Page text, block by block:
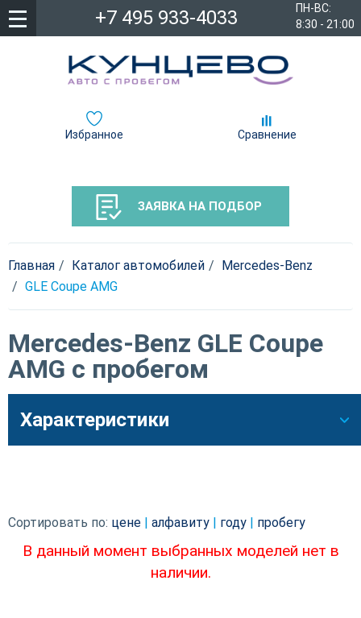
ПН-ВС:
8:30 - 21:00
+7 495 933-4033
Избранное Сравнение
ЗАЯВКА НА ПОДБОР
Главная Каталог автомобилей
Mercedes-Benz
GLE Coupe AMG
Mercedes-Benz GLE Coupe
AMG с пробегом
Характеристики
Сортировать по: цене алфавиту году пробегу
В данный момент выбранных моделей нет в
наличии.